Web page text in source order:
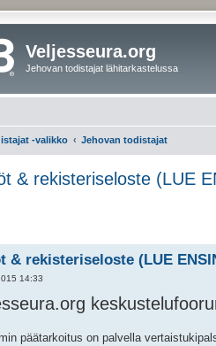
Veljesseura.org
Jehovan todistajat lähitarkastelussa
-valikko Jehovan todistajat
& rekisteriseloste (LUE
& rekisteriseloste (LUE
14:33
päätarkoitus on palvella